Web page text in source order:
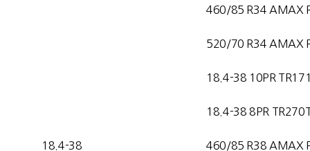
460/85 R34 AMAX
520/70 R34 AMAX
18.4-38
18.4-38 10PR
18.4-38 8PR
460/85 R38 AMAX